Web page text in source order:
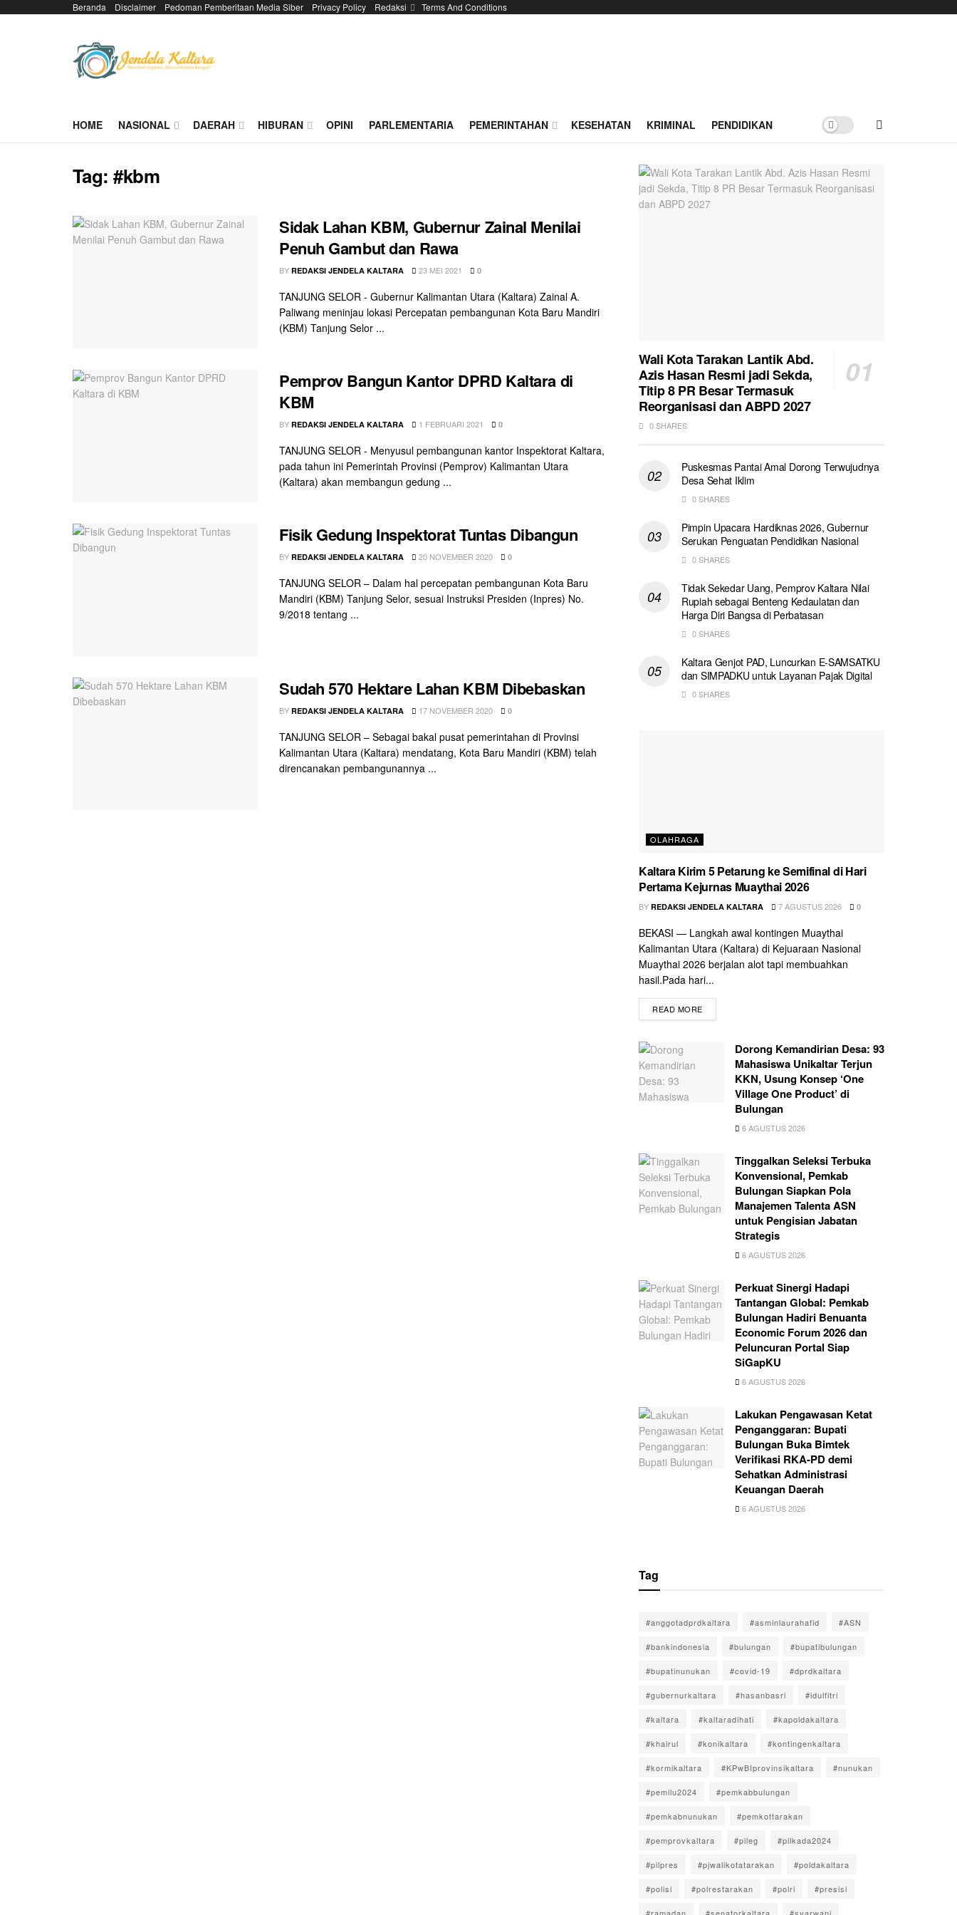
Beranda Disclaimer Pedoman Pemberitaan Media Siber Privacy Policy Redaksi Terms And Conditions
HOME NASIONAL DAERAH HIBURAN OPINI PARLEMENTARIA PEMERINTAHAN KESEHATAN KRIMINAL PENDIDIKAN
Tag:#kbm
Sidak Lahan KBM, Gubernur Zainal Menilai
Penuh Gambut dan Rawa
BY REDAKSI JENDELA KALTARA 23 MEI 2021 0
TANJUNG SELOR - Gubernur Kalimantan Utara (Kaltara) Zainal A.
Paliwang meninjau lokasi Percepatan pembangunan Kota Baru Mandiri
(KBM) Tanjung Selor ...
Pemprov Bangun Kantor DPRD Kaltara di
KBM
BY REDAKSI JENDELA KALTARA 1 FEBRUARI 2021 0
TANJUNG SELOR - Menyusul pembangunan kantor Inspektorat Kaltara,
pada tahun ini Pemerintah Provinsi (Pemprov) Kalimantan Utara
(Kaltara) akan membangun gedung ...
Fisik Gedung Inspektorat Tuntas Dibangun
BY REDAKSI JENDELA KALTARA 20 NOVEMBER 2020 0
TANJUNG SELOR – Dalam hal percepatan pembangunan Kota Baru
Mandiri (KBM) Tanjung Selor, sesuai Instruksi Presiden (Inpres) No.
9/2018 tentang ...
Sudah 570 Hektare Lahan KBM Dibebaskan
BY REDAKSI JENDELA KALTARA 17 NOVEMBER 2020 0
TANJUNG SELOR – Sebagai bakal pusat pemerintahan di Provinsi
Kalimantan Utara (Kaltara) mendatang, Kota Baru Mandiri (KBM) telah
direncanakan pembangunannya ...
Wali Kota Tarakan Lantik Abd.
Azis Hasan Resmi jadi Sekda,
Titip 8 PR Besar Termasuk
Reorganisasi dan ABPD 2027
0 SHARES
Puskesmas Pantai Amal Dorong Terwujudnya
Desa Sehat Iklim
0 SHARES
Pimpin Upacara Hardiknas 2026, Gubernur
Serukan Penguatan Pendidikan Nasional
0 SHARES
Tidak Sekedar Uang, Pemprov Kaltara Nilai
Rupiah sebagai Benteng Kedaulatan dan
Harga Diri Bangsa di Perbatasan
0 SHARES
Kaltara Genjot PAD, Luncurkan E-SAMSATKU
dan SIMPADKU untuk Layanan Pajak Digital
0 SHARES
OLAHRAGA
Kaltara Kirim 5 Petarung ke Semifinal di Hari
Pertama Kejurnas Muaythai 2026
BY REDAKSI JENDELA KALTARA 7 AGUSTUS 2026 0
BEKASI — Langkah awal kontingen Muaythai
Kalimantan Utara (Kaltara) di Kejuaraan Nasional
Muaythai 2026 berjalan alot tapi membuahkan
hasil.Pada hari...
READ MORE
Dorong Kemandirian Desa: 93
Mahasiswa Unikaltar Terjun
KKN, Usung Konsep ‘One
Village One Product’ di
Bulungan
6 AGUSTUS 2026
Tinggalkan Seleksi Terbuka
Konvensional, Pemkab
Bulungan Siapkan Pola
Manajemen Talenta ASN
untuk Pengisian Jabatan
Strategis
6 AGUSTUS 2026
Perkuat Sinergi Hadapi
Tantangan Global: Pemkab
Bulungan Hadiri Benuanta
Economic Forum 2026 dan
Peluncuran Portal Siap
SiGapKU
6 AGUSTUS 2026
Lakukan Pengawasan Ketat
Penganggaran: Bupati
Bulungan Buka Bimtek
Verifikasi RKA-PD demi
Sehatkan Administrasi
Keuangan Daerah
6 AGUSTUS 2026
Tag
#anggotadprdkaltara #asminlaurahafid #ASN
#bankindonesia #bulungan #bupatibulungan
#bupatinunukan #covid-19 #dprdkaltara
#gubernurkaltara #hasanbasri #idulfitri
#kaltara #kaltaradihati #kapoldakaltara
#khairul #konikaltara #kontingenkaltara
#kormikaltara #KPwBIprovinsikaltara #nunukan
#pemilu2024 #pemkabbulungan
#pemkabnunukan #pemkottarakan
#pemprovkaltara #pileg #pilkada2024
#pilpres #pjwalikotatarakan #poldakaltara
#polisi #polrestarakan #polri #presisi